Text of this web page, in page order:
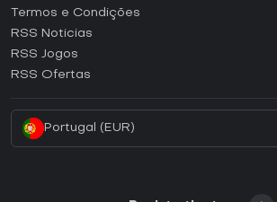
Como ativar uma CD Key GOG?
Como ativar uma CD Key Ubisoft Connect?
Termos e Condições
RSS Noticias
RSS Jogos
RSS Ofertas
Portugal (EUR)